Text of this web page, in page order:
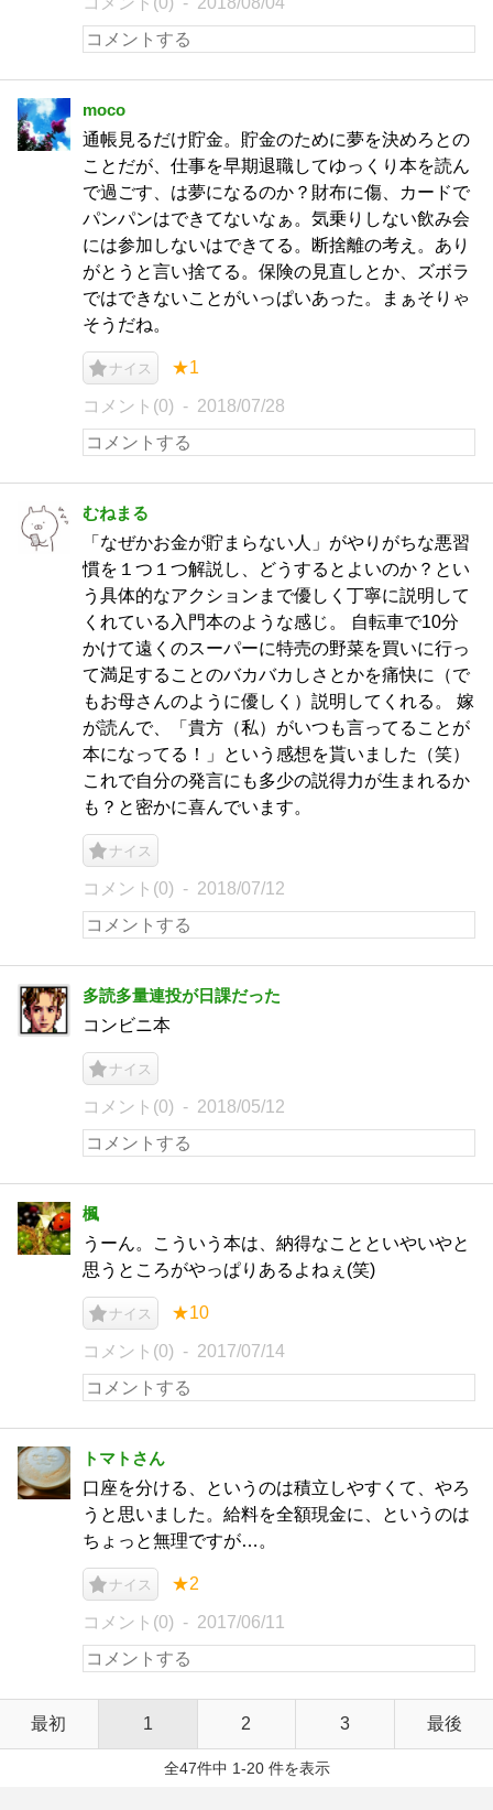
moco
通帳見るだけ貯金。貯金のために夢を決めろとの
ことだが、仕事を早期退職してゆっくり本を読ん
で過ごす、は夢になるのか？財布に傷、カードで
パンパンはできてないなぁ。気乗りしない飲み会
には参加しないはできてる。断捨離の考え。あり
がとうと言い捨てる。保険の見直しとか、ズボラ
ではできないことがいっぱいあった。まぁそりゃ
そうだね。
ナイス ★1
コメント(0) 2018/07/28
むねまる
「なぜかお金が貯まらない人」がやりがちな悪習
慣を１つ１つ解説し、どうするとよいのか？とい
う具体的なアクションまで優しく丁寧に説明して
くれている入門本のような感じ。 自転車で10分
かけて遠くのスーパーに特売の野菜を買いに行っ
て満足することのバカバカしさとかを痛快に（で
もお母さんのように優しく）説明してくれる。 嫁
が読んで、「貴方（私）がいつも言ってることが
本になってる！」という感想を貰いました（笑）
これで自分の発言にも多少の説得力が生まれるか
も？と密かに喜んでいます。
ナイス
コメント(0) 2018/07/12
多読多量連投が日課だった
コンビニ本
ナイス
コメント(0) 2018/05/12
楓
うーん。こういう本は、納得なことといやいやと
思うところがやっぱりあるよねぇ(笑)
ナイス ★10
コメント(0) 2017/07/14
トマトさん
口座を分ける、というのは積立しやすくて、やろ
うと思いました。給料を全額現金に、というのは
ちょっと無理ですが…。
ナイス ★2
コメント(0) 2017/06/11
最初 1 2 3 最後
全47件中 1-20 件を表示